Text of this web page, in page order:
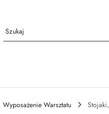
Wyposażenie Warsztatu